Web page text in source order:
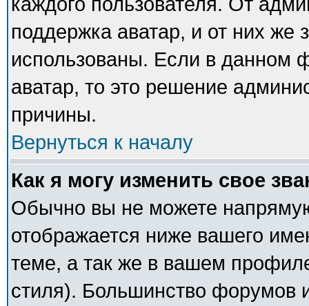
поддержка аватар, и от них же
использованы. Если в данном
аватар, то это решение
причины.
Вернуться к началу
Как я могу изменить свое
Обычно вы не можете
отображается ниже вашего
теме, а так же в вашем
стиля). Большинство форумов